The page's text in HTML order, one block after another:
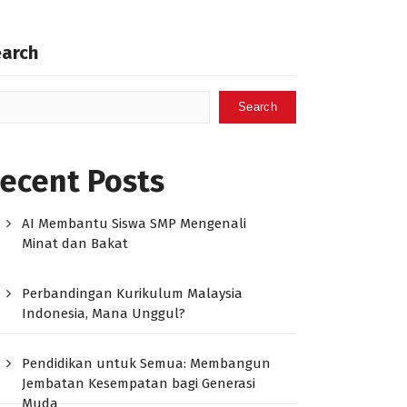
Search
Posts
AI Membantu Siswa SMP Mengenali
Minat dan Bakat
Perbandingan Kurikulum Malaysia
Indonesia, Mana Unggul?
Pendidikan untuk Semua: Membangun
Jembatan Kesempatan bagi Generasi
Muda